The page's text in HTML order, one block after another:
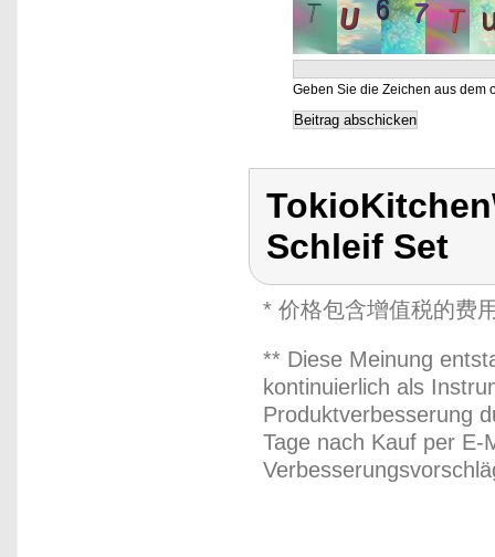
Geben Sie die Zeichen aus dem
Schleif Set
* 价格包含增值税的费
** Diese Meinung
kontinuierlich als
Produktverbesserung
Tage nach Kauf per E-